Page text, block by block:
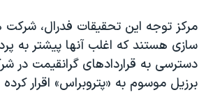
مرکز توجه این تحقیقات فدرال،
سازی هستند که اغلب آنها پیشتر به
دسترسی به قراردادهای گرانقیمت در
برزیل موسوم به «پتروبراس» اقرار کرده